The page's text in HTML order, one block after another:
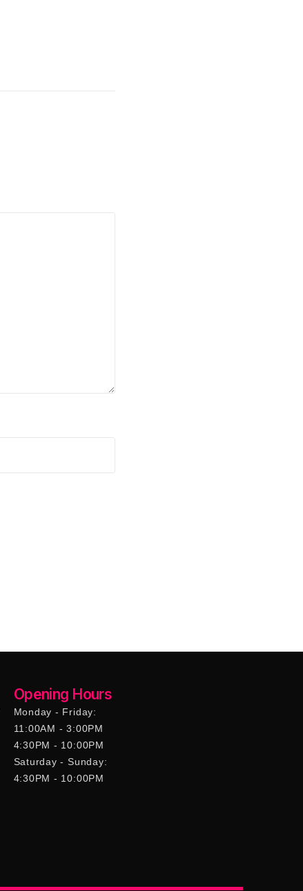
Opening Hours
Monday - Friday:
11:00AM - 3:00PM
4:30PM - 10:00PM
Saturday - Sunday:
4:30PM - 10:00PM